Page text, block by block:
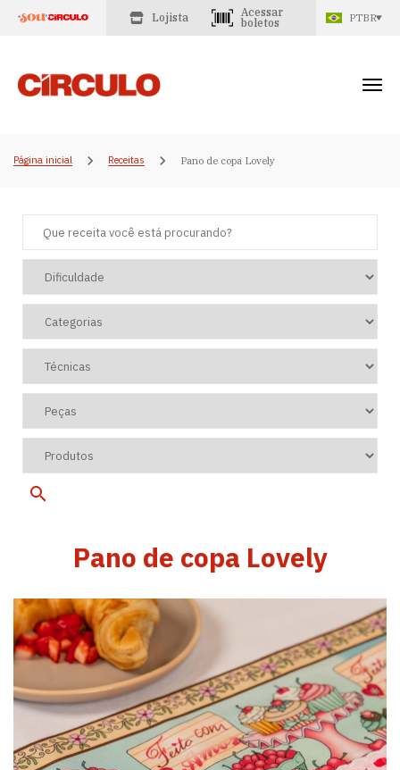
Lojista
Acessar
boletos
PTBR
Página inicial Receitas Pano de copa Lovely
Pano de copa Lovely